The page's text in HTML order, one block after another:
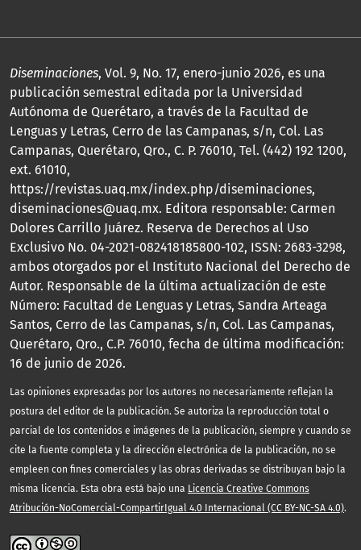
Diseminaciones, Vol. 9, No. 17, enero-junio 2026, es una
publicación semestral editada por la Universidad
Autónoma de Querétaro, a través de la Facultad de
Lenguas y Letras, Cerro de las Campanas, s/n, Col. Las
Campanas, Querétaro, Qro., C. P. 76010, Tel. (442) 192 1200,
ext. 61010,
https://revistas.uaq.mx/index.php/diseminaciones,
diseminaciones@uaq.mx. Editora responsable: Carmen
Dolores Carrillo Juárez. Reserva de Derechos al Uso
Exclusivo No. 04-2021-082418185800-102, ISSN: 2683-3298,
ambos otorgados por el Instituto Nacional del Derecho de
Autor. Responsable de la última actualización de este
Número: Facultad de Lenguas y Letras, Sandra Arteaga
Santos, Cerro de las Campanas, s/n, Col. Las Campanas,
Querétaro, Qro., C.P. 76010, fecha de última modificación:
16 de junio de 2026.
Las opiniones expresadas por los autores no necesariamente reflejan la
postura del editor de la publicación. Se autoriza la reproducción total o
parcial de los contenidos e imágenes de la publicación, siempre y cuando se
cite la fuente completa y la dirección electrónica de la publicación, no se
empleen con fines comerciales y las obras derivadas se distribuyan bajo la
misma licencia. Esta obra está bajo una Licencia Creative Commons
Atribución-NoComercial-CompartirIgual 4.0 Internacional (CC BY-NC-SA 4.0).